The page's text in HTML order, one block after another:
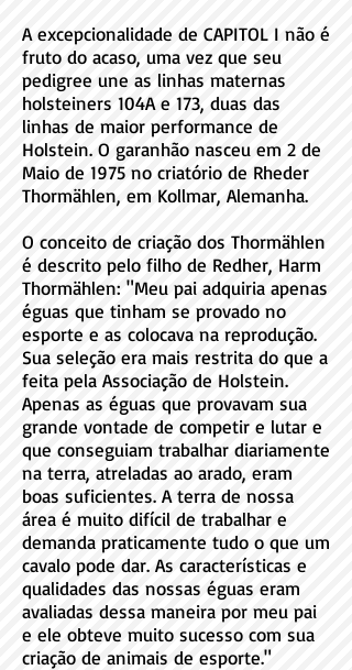
A excepcionalidade de CAPITOL I não é
fruto do acaso, uma vez que seu
pedigree une as linhas maternas
holsteiners 104A e 173, duas das
linhas de maior performance de
Holstein. O garanhão nasceu em 2 de
Maio de 1975 no criatório de Rheder
Thormählen, em Kollmar, Alemanha.
O conceito de criação dos Thormählen
é descrito pelo filho de Redher, Harm
Thormählen: "Meu pai adquiria apenas
éguas que tinham se provado no
esporte e as colocava na reprodução.
Sua seleção era mais restrita do que a
feita pela Associação de Holstein.
Apenas as éguas que provavam sua
grande vontade de competir e lutar e
que conseguiam trabalhar diariamente
na terra, atreladas ao arado, eram
boas suficientes. A terra de nossa
área é muito difícil de trabalhar e
demanda praticamente tudo o que um
cavalo pode dar. As características e
qualidades das nossas éguas eram
avaliadas dessa maneira por meu pai
e ele obteve muito sucesso com sua
criação de animais de esporte."